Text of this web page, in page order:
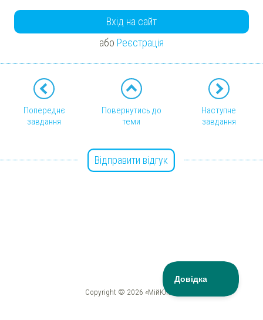
Вхід на сайт
або Реєстрація
Попереднє
завдання
Повернутись до
теми
Наступне
завдання
Відправити відгук
Copyright © 2026 «МійКлас»